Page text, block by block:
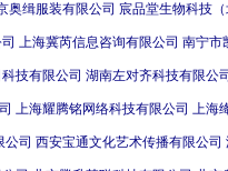
奥缉服装有限公司 宸品堂生物科技
上海冀芮信息咨询有限公司 南宁市
技有限公司 湖南左对齐科技有限公司
上海耀腾铭网络科技有限公司 上海
公司 西安宝通文化艺术传播有限公司